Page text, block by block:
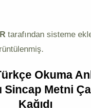
tarafından sisteme
Okuma
Sincap Metni
Kağıdı